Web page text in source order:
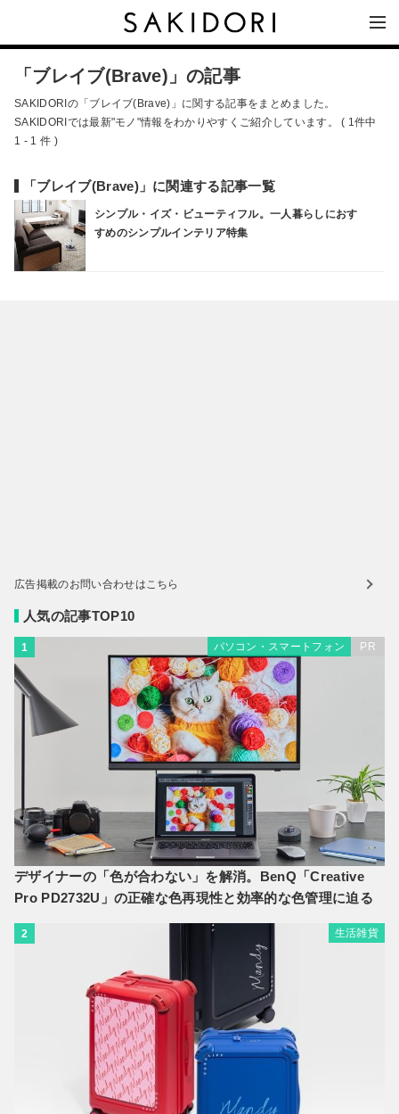
「ブレイブ(Brave)」の記事
SAKIDORIの「ブレイブ(Brave)」に関する記事をまとめました。
SAKIDORIでは最新"モノ"情報をわかりやすくご紹介しています。 ( 1件中
1 - 1 件 )
「ブレイブ(Brave)」に関連する記事一覧
シンプル・イズ・ビューティフル。一人暮らしにおす
すめのシンプルインテリア特集
広告掲載のお問い合わせはこちら
人気の記事TOP10
1 パソコン・スマートフォン PR
デザイナーの「色が合わない」を解消。BenQ「Creative
Pro PD2732U」の正確な色再現性と効率的な色管理に迫る
2 生活雑貨